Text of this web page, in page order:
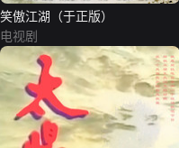
笑傲江湖（于正版）
电视剧